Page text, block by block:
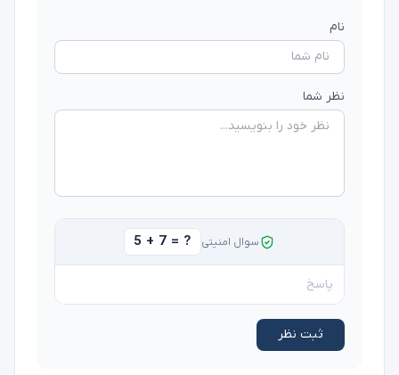
نام
نظر شما
سوال امنیتی 5 + 7 = ?
ثبت نظر